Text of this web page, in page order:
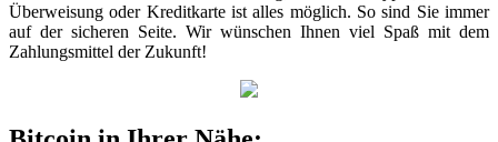
Überweisung oder Kreditkarte ist alles möglich. So sind Sie immer
auf der sicheren Seite. Wir wünschen Ihnen viel Spaß mit dem
Zahlungsmittel der Zukunft!